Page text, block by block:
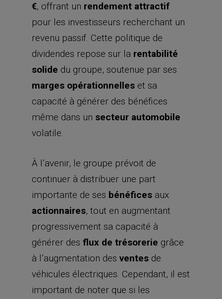
€, offrant un rendement attractif
pour les investisseurs recherchant un
revenu passif. Cette politique de
dividendes repose sur la rentabilité
solide du groupe, soutenue par ses
marges opérationnelles et sa
capacité à générer des bénéfices
même dans un secteur automobile
volatile.
À l’avenir, le groupe prévoit de
continuer à distribuer une part
importante de ses bénéfices aux
actionnaires, tout en augmentant
progressivement sa capacité à
générer desflux de trésorerie grâce
à l’augmentation desventes de
véhicules électriques. Cependant, il est
important de noter que si les